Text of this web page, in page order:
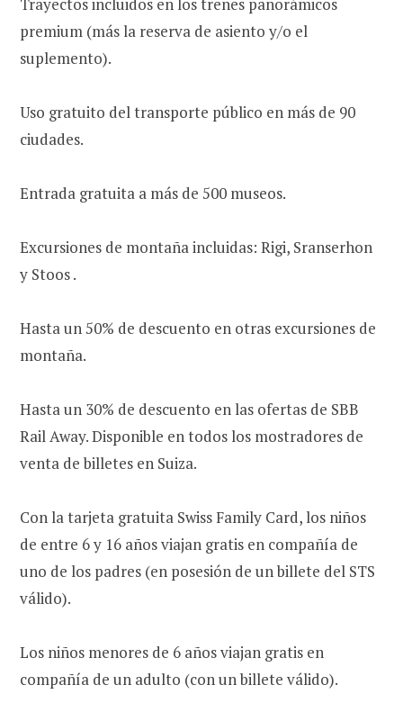
premium (más la reserva de asiento y/o el
suplemento).
Uso gratuito del transporte público en más de 90
ciudades.
Entrada gratuita a más de 500 museos.
Excursiones de montaña incluidas: Rigi, Sranserhon
y Stoos .
Hasta un 50% de descuento en otras excursiones de
montaña.
Hasta un 30% de descuento en las ofertas de SBB
Rail Away. Disponible en todos los mostradores de
venta de billetes en Suiza.
Con la tarjeta gratuita Swiss Family Card, los niños
de entre 6 y 16 años viajan gratis en compañía de
uno de los padres (en posesión de un billete del STS
válido).
Los niños menores de 6 años viajan gratis en
compañía de un adulto (con un billete válido).